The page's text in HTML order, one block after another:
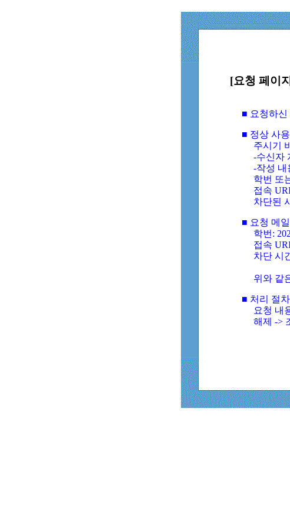
[요청 페이
■ 요청하신
■ 정상 사
주시기
-수신자
-작성 내
학번 또
접속
차단된
■ 요청 메
학번:
접속
차단 시
위와 같
■ 처리 절차
요청 내
해제 ->